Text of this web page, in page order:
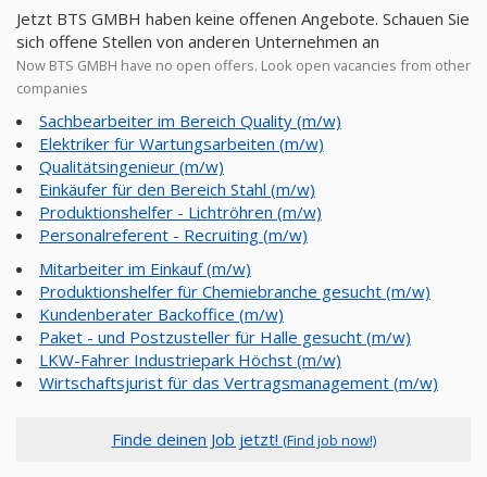
Jetzt BTS GMBH haben keine offenen Angebote. Schauen Sie
sich offene Stellen von anderen Unternehmen an
Now BTS GMBH have no open offers. Look open vacancies from other
companies
Sachbearbeiter im Bereich Quality (m/w)
Elektriker für Wartungsarbeiten (m/w)
Qualitätsingenieur (m/w)
Einkäufer für den Bereich Stahl (m/w)
Produktionshelfer - Lichtröhren (m/w)
Personalreferent - Recruiting (m/w)
Mitarbeiter im Einkauf (m/w)
Produktionshelfer für Chemiebranche gesucht (m/w)
Kundenberater Backoffice (m/w)
Paket - und Postzusteller für Halle gesucht (m/w)
LKW-Fahrer Industriepark Höchst (m/w)
Wirtschaftsjurist für das Vertragsmanagement (m/w)
Finde deinen Job jetzt! (Find job now!)